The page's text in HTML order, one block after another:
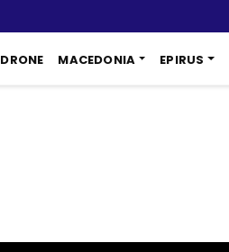
DRONE MACEDONIA EPIRUS